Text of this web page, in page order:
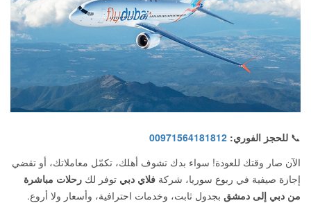
📞 للحجز الفوري: 00971564181812
الآن صار وقتك للعودة! سواء بدك تشوف أهلك، تكمّل معاملاتك، أو تقضي
إجازة صيفية في ربوع سوريا، شركة فلاي دبي توفر لك رحلات مباشرة
من دبي إلى دمشق بجدول ثابت، وخدمات احترافية، وأسعار ولا أروع.